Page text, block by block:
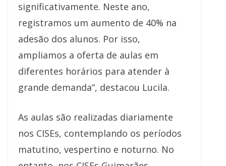
significativamente. Neste ano,
registramos um aumento de 40% na
adesão dos alunos. Por isso,
ampliamos a oferta de aulas em
diferentes horários para atender à
grande demanda”, destacou Lucila.
As aulas são realizadas diariamente
nos CISEs, contemplando os períodos
matutino, vespertino e noturno. No